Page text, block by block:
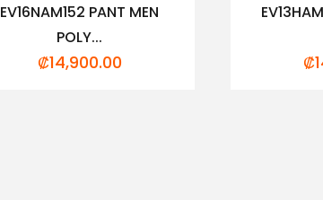
EV16NAM152 PANT MEN
POLY...
₡14,900.00 ₡